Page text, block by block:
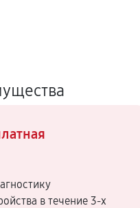
в течение 3-х